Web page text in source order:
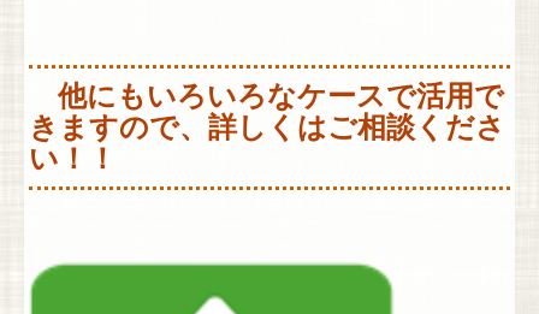
他にもいろいろなケースで活用で
きますので、詳しくはご相談くださ
い！！